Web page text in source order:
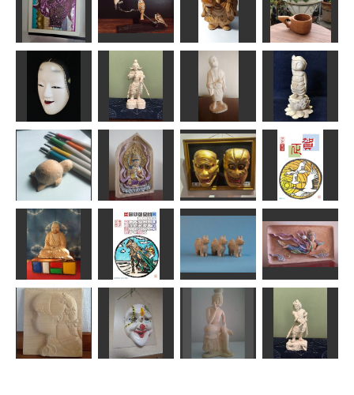
ニコじい
kiyonk
大黒様、恵比
寿様
俊造
爺と孫
ta-chann
年賀状「寅」2
道刃物★所蔵参考
作品
アジア象
はるひな
スズメ part II
MINI
大黒様
あらやん
KUKSA
ゆーちゃん
孫次郎
msuganuma
宮毘羅大将
みっちゃん
芭蕉像
アラン
誕生仏
俊造
カメ
leaf
虚空蔵菩薩
ちゅうさん
雷電・狐蛇
平成31年 年
賀状
達磨大師
夢民村HAMA
版画カレンダ
ー 庚子卯
月 北海道帯
広ばん…
fuku
戌
合之内 麻呂
飛天
ちゅうさん